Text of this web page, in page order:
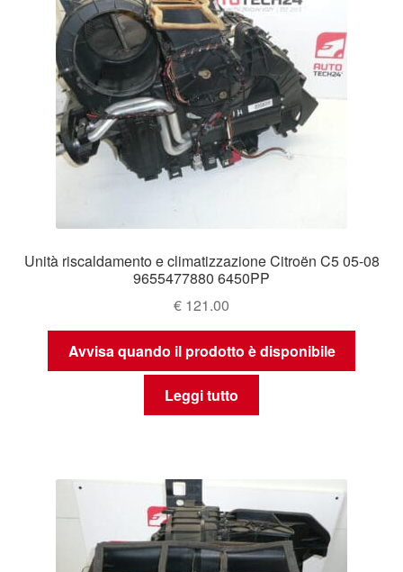
Unità riscaldamento e climatizzazione Citroën C5 05-08
9655477880 6450PP
€ 121.00
Avvisa quando il prodotto è disponibile
Leggi tutto